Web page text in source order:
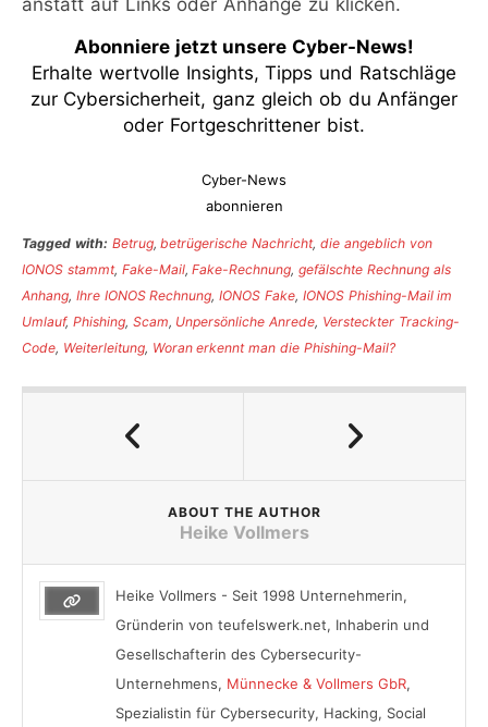
anstatt auf Links oder Anhänge zu klicken.
Abonniere jetzt unsere Cyber-News!
Erhalte wertvolle Insights, Tipps und Ratschläge
zur Cybersicherheit, ganz gleich ob du Anfänger
oder Fortgeschrittener bist.
Cyber-News
abonnieren
Tagged with: Betrug,betrügerische Nachricht,die angeblich von
IONOS stammt, Fake-Mail,Fake-Rechnung,gefälschte Rechnung als
Anhang, Ihre IONOS Rechnung,IONOS Fake, IONOS Phishing-Mail im
Umlauf, Phishing, Scam, Unpersönliche Anrede, Versteckter Tracking-
Code, Weiterleitung, Woran erkennt man die Phishing-Mail?
ABOUT THE AUTHOR
Heike Vollmers
Heike Vollmers - Seit 1998 Unternehmerin,
Gründerin von teufelswerk.net, Inhaberin und
Gesellschafterin des Cybersecurity-
Unternehmens, Münnecke & Vollmers GbR,
Spezialistin für Cybersecurity, Hacking, Social